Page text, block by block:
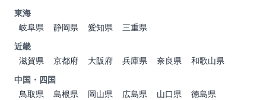
東海
岐阜県
静岡県 愛知県
三重県
近畿
滋賀県
京都府 大阪府 兵庫県 奈良県
和歌山県
中国・四国
鳥取県
島根県 岡山県 広島県 山口県
徳島県